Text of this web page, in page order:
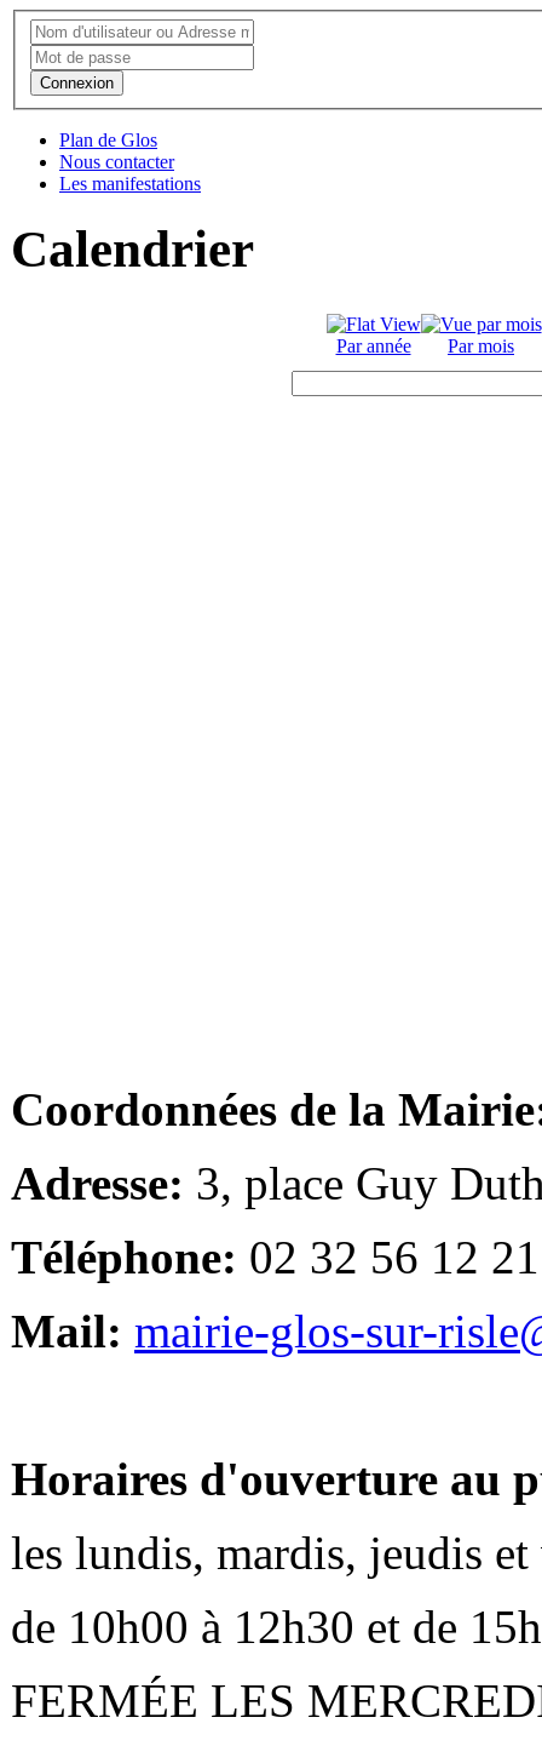
Connexion
Plan de Glos
Nous contacter
Les manifestations
Calendrier
Par année Par mois
Coordonnées de la
Adresse: 3, place Guy
Téléphone: 02 32 56 12 21
Mail: mairie-glos-sur-
Horaires d'ouverture au
les lundis, mardis, jeudis et
de 10h00 à 12h30 et de
FERMÉE LES